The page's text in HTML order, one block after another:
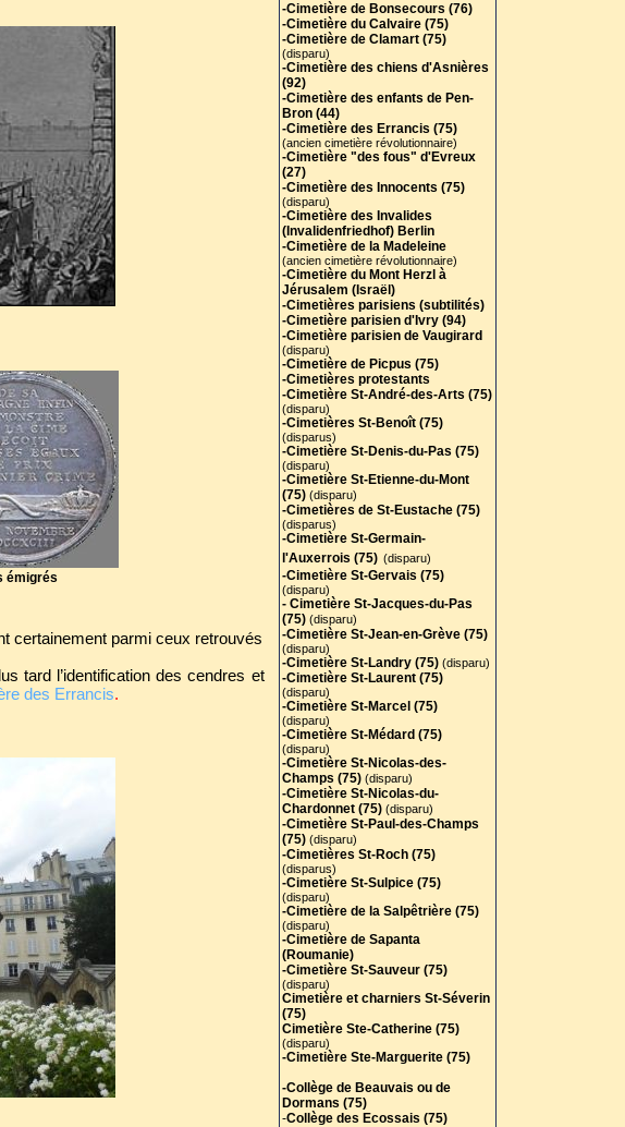
émigrés
certainement parmi ceux retrouvés
tard l’identification des cendres et
des Errancis.
-Cimetière de Bonsecours (76)
-Cimetière du Calvaire (75)
-Cimetière de Clamart (75)
(disparu)
-Cimetière des chiens d'Asnières
(92)
-Cimetière des enfants de Pen-
Bron (44)
-Cimetière des Errancis (75)
(ancien cimetière révolutionnaire)
-Cimetière "des fous" d'Evreux
(27)
-Cimetière des Innocents (75)
(disparu)
-Cimetière des Invalides
(Invalidenfriedhof) Berlin
-Cimetière de la Madeleine
(ancien cimetière révolutionnaire)
-Cimetière du Mont Herzl à
Jérusalem (Israël)
-Cimetières parisiens (subtilités)
-Cimetière parisien d'Ivry (94)
-Cimetière parisien de Vaugirard
(disparu)
-Cimetière de Picpus (75)
-Cimetières protestants
-Cimetière St-André-des-Arts (75)
(disparu)
-Cimetières St-Benoît (75)
(disparus)
-Cimetière St-Denis-du-Pas (75)
(disparu)
-Cimetière St-Etienne-du-Mont
(75) (disparu)
-Cimetières de St-Eustache (75)
(disparus)
-Cimetière St-Germain-
l'Auxerrois (75) (disparu)
-Cimetière St-Gervais (75)
(disparu)
- Cimetière St-Jacques-du-Pas
(75) (disparu)
-Cimetière St-Jean-en-Grève (75)
(disparu)
-Cimetière St-Landry (75) (disparu)
-Cimetière St-Laurent (75)
(disparu)
-Cimetière St-Marcel (75)
(disparu)
-Cimetière St-Médard (75)
(disparu)
-Cimetière St-Nicolas-des-
Champs (75) (disparu)
-Cimetière St-Nicolas-du-
Chardonnet (75) (disparu)
-Cimetière St-Paul-des-Champs
(75) (disparu)
-Cimetières St-Roch (75)
(disparus)
-Cimetière St-Sulpice (75)
(disparu)
-Cimetière de la Salpêtrière (75)
(disparu)
-Cimetière de Sapanta
(Roumanie)
-Cimetière St-Sauveur (75)
(disparu)
Cimetière et charniers St-Séverin
(75)
Cimetière Ste-Catherine (75)
(disparu)
-Cimetière Ste-Marguerite (75)
-Collège de Beauvais ou de
Dormans (75)
-Collège des Ecossais (75)